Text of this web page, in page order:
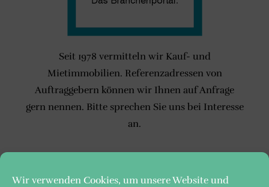
Wir verwenden Cookies, um unsere Website und
Seit 1978 vermitteln wir Kauf- und
Mietimmobilien. Referenzadressen von
Auftraggebern können wir Ihnen auf Anfrage
gern nennen. Bitte sprechen Sie uns bei Interesse
an.